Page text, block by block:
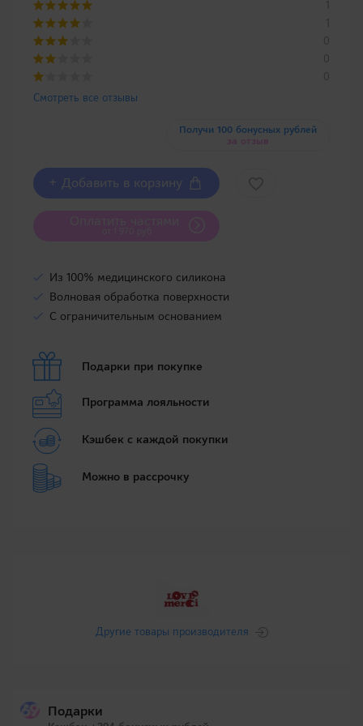
0
0
0
Смотреть все отзывы
Получи 100 бонусных рублей
за отзыв
+ Добавить в корзину
Из 100% медицинского силикона
Волновая обработка поверхности
С ограничительным основанием
Подарки при покупке
Программа лояльности
Кэшбек с каждой покупки
Можно в рассрочку
Другие товары производителя
Подарки